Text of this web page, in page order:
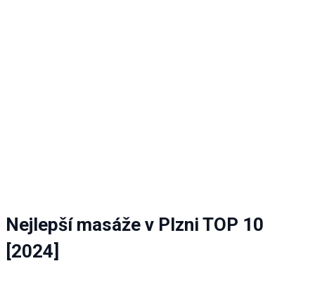
Nejlepší masáže v Plzni TOP 10
[2024]